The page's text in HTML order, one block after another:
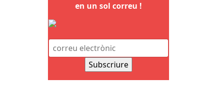
en un sol correu !